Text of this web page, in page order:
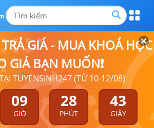
GIÁ - MUA KHOÁ HỌC
GIÁ BẠN MUỐN❗
TUYENSINH247 (TỪ 10-12/08)
09
GIỜ
28
PHÚT
43
GIÂY